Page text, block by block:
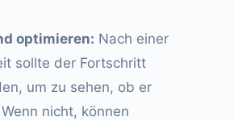
optimieren: Nach einer
sollte der Fortschritt
um zu sehen, ob er
nicht, können